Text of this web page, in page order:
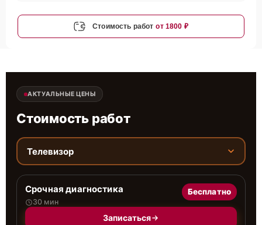
Стоимость работ от 1800 ₽
АКТУАЛЬНЫЕ ЦЕНЫ
Стоимость работ
Телевизор
Срочная диагностика
30 мин
Бесплатно
Записаться